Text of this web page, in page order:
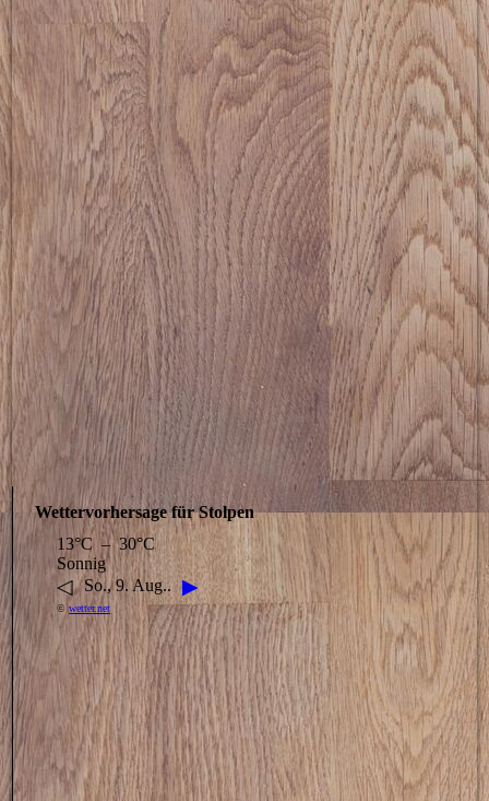
picture-2600 (11)
Wettervorhersage für Stolpen
13°C – 30°C
Sonnig
◁ So., 9. Aug.. ▶
©wetter.net